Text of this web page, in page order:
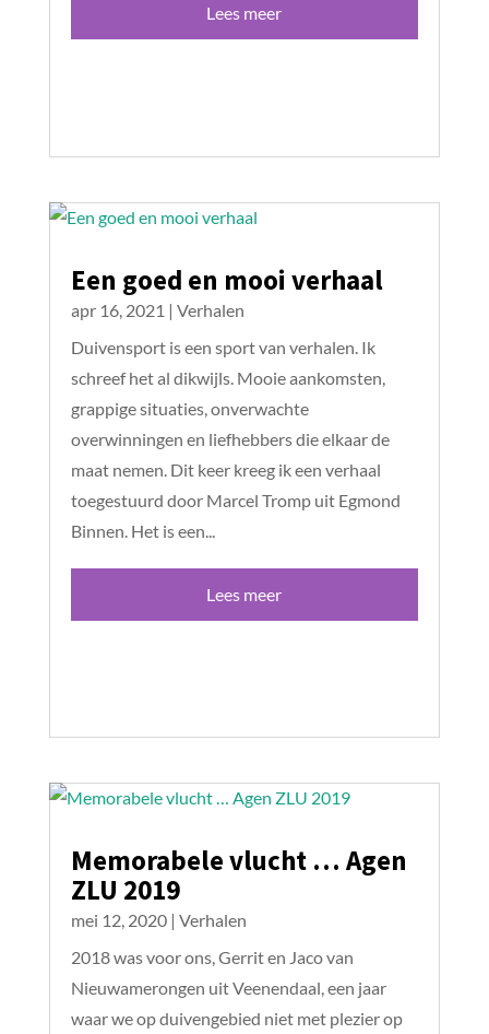
Lees meer
Een goed en mooi verhaal
apr 16, 2021 | Verhalen
Duivensport is een sport van verhalen. Ik
schreef het al dikwijls. Mooie aankomsten,
grappige situaties, onverwachte
overwinningen en liefhebbers die elkaar de
maat nemen. Dit keer kreeg ik een verhaal
toegestuurd door Marcel Tromp uit Egmond
Binnen. Het is een...
Lees meer
Memorabele vlucht … Agen
ZLU 2019
mei 12, 2020| Verhalen
2018 was voor ons, Gerrit en Jaco van
Nieuwamerongen uit Veenendaal, een jaar
waar we op duivengebied niet met plezier op